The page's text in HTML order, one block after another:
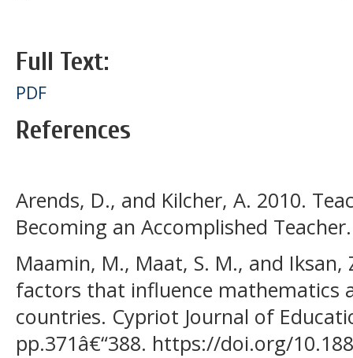
Full Text:
PDF
References
Arends, D., and Kilcher, A. 2010.
Becoming an Accomplished
Maamin, M., Maat, S. M., and
factors that influence mathematics
countries. Cypriot Journal of
pp.371â€“388. https://doi.org/